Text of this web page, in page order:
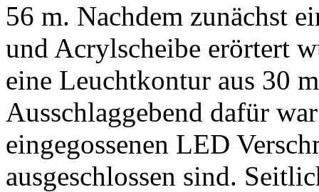
56 m. Nachdem zunächst
und Acrylscheibe erörtert
eine Leuchtkontur aus 30
Ausschlaggebend dafür
eingegossenen LED
ausgeschlossen sind.